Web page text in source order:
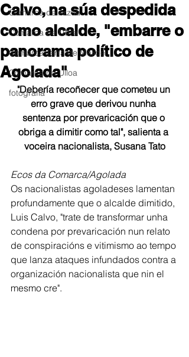
Comarca de Arzúa
Comarca de Deza
Comarca Terra de Melide
Comarca da Ulloa
fotografía
Calvo, na súa despedida
como alcalde, "embarre o
panorama político de
Agolada"
"Debería recoñecer que cometeu un
erro grave que derivou nunha
sentenza por prevaricación que o
obriga a dimitir como tal", salienta a
voceira nacionalista, Susana Tato
Ecos da Comarca/Agolada
Os nacionalistas agoladeses lamentan
profundamente que o alcalde dimitido,
Luis Calvo, "trate de transformar unha
condena por prevaricación nun relato
de conspiracións e vitimismo ao tempo
que lanza ataques infundados contra a
organización nacionalista que nin el
mesmo cre".